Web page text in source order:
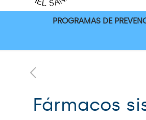
PROGRAMAS DE
Fármacos